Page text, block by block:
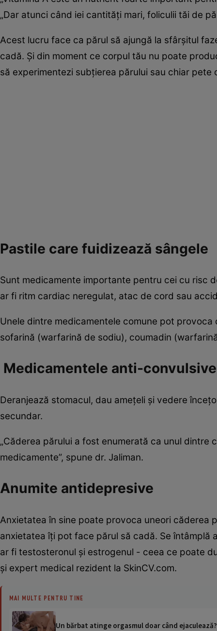
„Dar atunci când iei cantități mari, foliculii tăi de
Acest lucru face ca părul să ajungă la sfârșitul
cadă. Și din moment ce corpul tău nu poate
să experimentezi subțierea părului sau chiar pete
Pastile care fuidizează sângele
Sunt medicamente importante pentru cei cu risc
ar fi ritm cardiac neregulat, atac de cord sau
Unele dintre medicamentele comune pot
sofarină (warfarină de sodiu), coumadin
Medicamentele anti-convulsive
Deranjează stomacul, dau amețeli și vedere
secundar.
„Căderea părului a fost enumerată ca unul
medicamente”, spune dr. Jaliman.
Anumite antidepresive
Anxietatea în sine poate provoca uneori căderea
anxietatea îți pot face părul să cadă. Se
ar fi testosteronul și estrogenul - ceea ce poate
și expert medical rezident la SkinCV.com.
MAI MULTE PENTRU TINE
Un bărbat atinge orgasmul doar când